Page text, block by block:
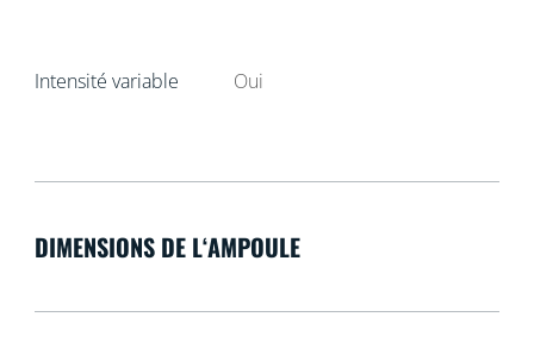
Intensité variable Oui
DIMENSIONS DE L‘AMPOULE